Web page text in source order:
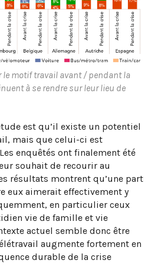
le motif travail avant / pendant la
à se rendre sur leur lieu de
est qu’il existe un potentiel
mais que celui-ci est
enquêtés ont finalement été
souhait de recourir au
résultats montrent qu’une part
eux aimerait effectivement y
en particulier ceux
vie de famille et vie
actuel semble donc être
augmente fortement en
durable de la crise